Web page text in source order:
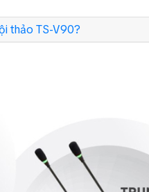
thảo TS-V90?